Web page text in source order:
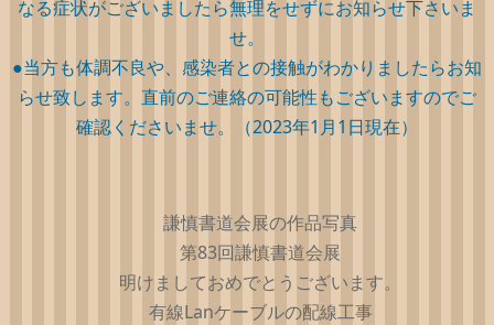
なる症状がございましたら無理をせずにお知らせ下さいま
せ。
●当方も体調不良や、感染者との接触がわかりましたらお知
らせ致します。直前のご連絡の可能性もございますのでご
確認くださいませ。（2023年1月1日現在）
謙慎書道会展の作品写真
第83回謙慎書道会展
明けましておめでとうございます。
有線Lanケーブルの配線工事